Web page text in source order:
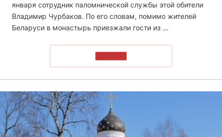
января сотрудник паломнической службы этой обители
Владимир Чурбаков. По его словам, помимо жителей
Беларуси в монастырь приезжали гости из …